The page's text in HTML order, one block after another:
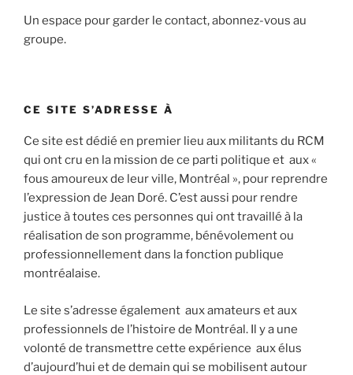
Un espace pour garder le contact, abonnez-vous au
groupe.
CE SITE S’ADRESSE À
Ce site est dédié en premier lieu aux militants du RCM
qui ont cru en la mission de ce parti politique et aux «
fous amoureux de leur ville, Montréal », pour reprendre
l’expression de Jean Doré. C’est aussi pour rendre
justice à toutes ces personnes qui ont travaillé à la
réalisation de son programme, bénévolement ou
professionnellement dans la fonction publique
montréalaise.
Le site s’adresse également aux amateurs et aux
professionnels de l’histoire de Montréal. Il y a une
volonté de transmettre cette expérience aux élus
d’aujourd’hui et de demain qui se mobilisent autour